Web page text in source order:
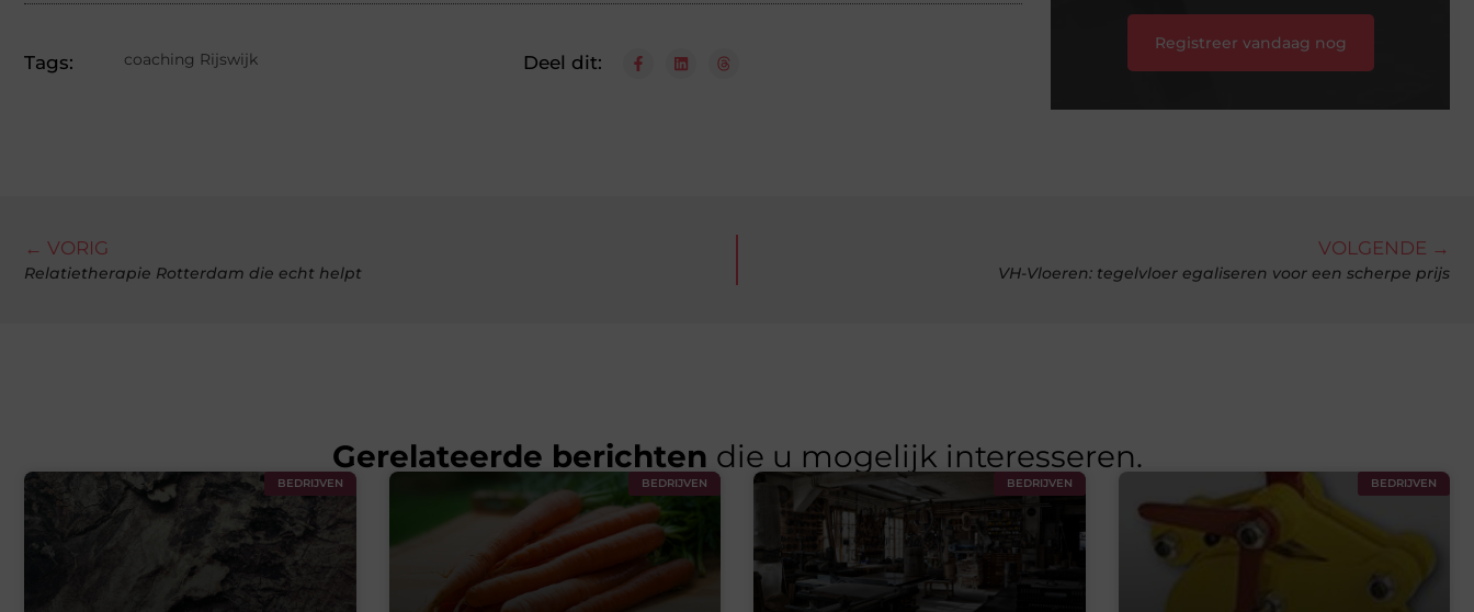
Tags: coaching Rijswijk Deel dit:
Registreer vandaag nog
← VORIG
Relatietherapie Rotterdam die echt helpt
VOLGENDE →
VH-Vloeren: tegelvloer egaliseren voor een scherpe prijs
Gerelateerde berichten die u mogelijk interesseren.
BEDRIJVEN BEDRIJVEN BEDRIJVEN BEDRIJVEN